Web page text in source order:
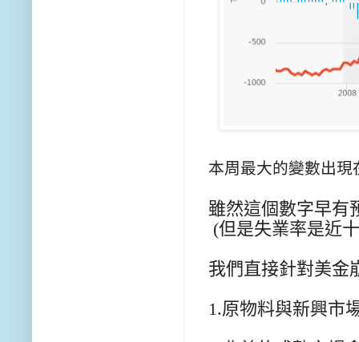
本周最大的變數出
雖然這個數字早有
(但是失業率是近
我們直接針對美金
1.原物料與新興市